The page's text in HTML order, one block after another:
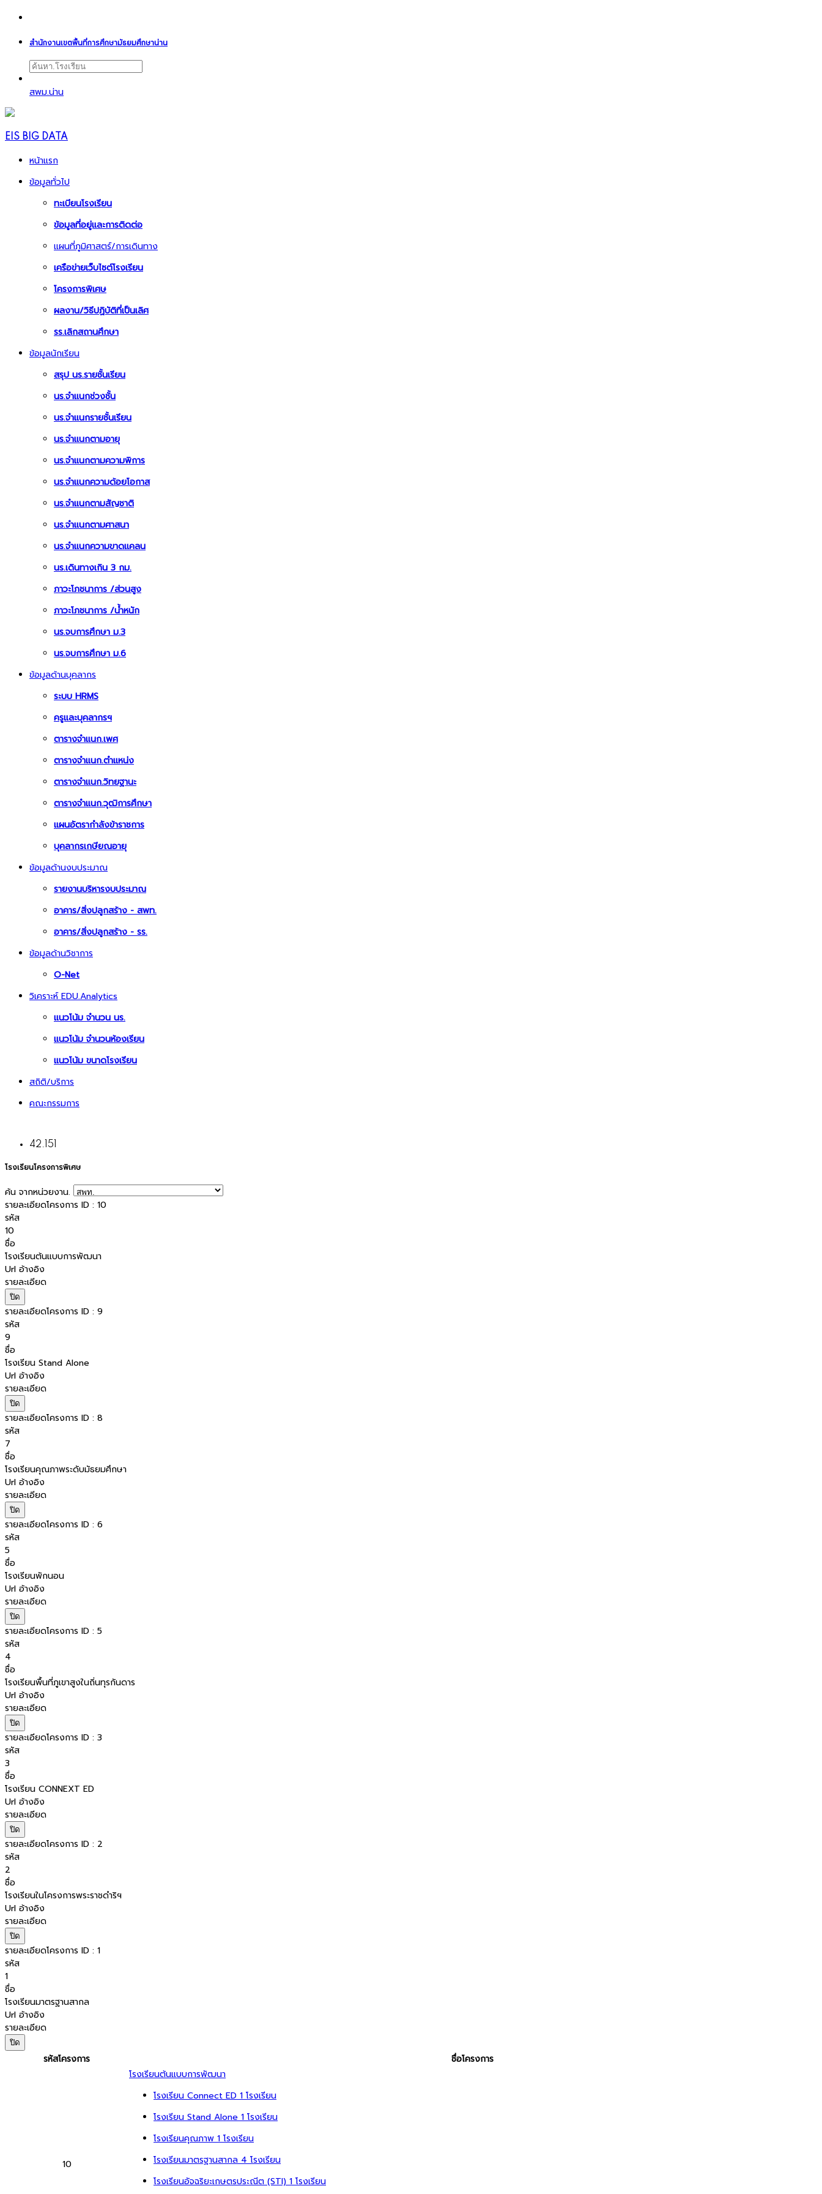
สำนักงานเขตพื้นที่การศึกษามัธยมศึกษาน่าน
สพม.น่าน
EIS BIG DATA
หน้าแรก
ข้อมูลทั่วไป
ทะเบียนโรงเรียน
ข้อมูลที่อยู่และการติดต่อ
แผนที่ภูมิศาสตร์/การเดินทาง
เครือข่ายเว็บไซต์โรงเรียน
โครงการพิเศษ
ผลงาน/วิธีปฏิบัติที่เป็นเลิศ
รร.เลิกสถานศึกษา
ข้อมูลนักเรียน
สรุป นร.รายชั้นเรียน
นร.จำแนกช่วงชั้น
นร.จำแนกรายชั้นเรียน
นร.จำแนกตามอายุ
นร.จำแนกตามความพิการ
นร.จำแนกความด้อยโอกาส
นร.จำแนกตามสัญชาติ
นร.จำแนกตามศาสนา
นร.จำแนกความขาดแคลน
นร.เดินทางเกิน 3 กม.
ภาวะโภชนาการ /ส่วนสูง
ภาวะโภชนาการ /น้ำหนัก
นร.จบการศึกษา ม.3
นร.จบการศึกษา ม.6
ข้อมูลด้านบุคลากร
ระบบ HRMS
ครูและบุคลากรฯ
ตารางจำแนก.เพศ
ตารางจำแนก.ตำแหน่ง
ตารางจำแนก.วิทยฐานะ
ตารางจำแนก.วุฒิการศึกษา
แผนอัตรากำลังข้าราชการ
บุคลากรเกษียณอายุ
ข้อมูลด้านงบประมาณ
รายงานบริหารงบประมาณ
อาคาร/สิ่งปลูกสร้าง - สพท.
อาคาร/สิ่งปลูกสร้าง - รร.
ข้อมูลด้านวิชาการ
O-Net
วิเคราะห์ EDU.Analytics
แนวโน้ม จำนวน นร.
แนวโน้ม จำนวนห้องเรียน
แนวโน้ม ขนาดโรงเรียน
สถิติ/บริการ
คณะกรรมการ
42.151
โรงเรียนโครงการพิเศษ
ค้น จากหน่วยงาน.
รายละเอียดโครงการ ID : 10
รหัส
10
ชื่อ
โรงเรียนต้นแบบการพัฒนา
Url อ้างอิง
รายละเอียด
ปิด
รายละเอียดโครงการ ID : 9
รหัส
9
ชื่อ
โรงเรียน Stand Alone
Url อ้างอิง
รายละเอียด
ปิด
รายละเอียดโครงการ ID : 8
รหัส
7
ชื่อ
โรงเรียนคุณภาพระดับมัธยมศึกษา
Url อ้างอิง
รายละเอียด
ปิด
รายละเอียดโครงการ ID : 6
รหัส
5
ชื่อ
โรงเรียนพักนอน
Url อ้างอิง
รายละเอียด
ปิด
รายละเอียดโครงการ ID : 5
รหัส
4
ชื่อ
โรงเรียนพื้นที่ภูเขาสูงในถิ่นทุรกันดาร
Url อ้างอิง
รายละเอียด
ปิด
รายละเอียดโครงการ ID : 3
รหัส
3
ชื่อ
โรงเรียน CONNEXT ED
Url อ้างอิง
รายละเอียด
ปิด
รายละเอียดโครงการ ID : 2
รหัส
2
ชื่อ
โรงเรียนในโครงการพระราชดำริฯ
Url อ้างอิง
รายละเอียด
ปิด
รายละเอียดโครงการ ID : 1
รหัส
1
ชื่อ
โรงเรียนมาตรฐานสากล
Url อ้างอิง
รายละเอียด
ปิด
รหัสโครงการ ชื่อโครงการ
10
โรงเรียนต้นแบบการพัฒนา
โรงเรียน Connect ED1 โรงเรียน
โรงเรียน Stand Alone1 โรงเรียน
โรงเรียนคุณภาพ1 โรงเรียน
โรงเรียนมาตรฐานสากล4 โรงเรียน
โรงเรียนอัจฉริยะเกษตรประณีต (STI)1 โรงเรียน